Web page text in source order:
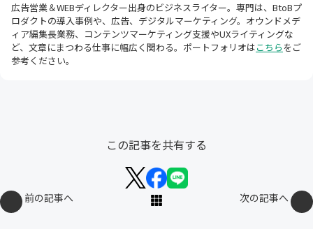
広告営業＆WEBディレクター出身のビジネスライター。専門は、BtoBプ
ロダクトの導入事例や、広告、デジタルマーケティング。オウンドメデ
ィア編集長業務、コンテンツマーケティング支援やUXライティングな
ど、文章にまつわる仕事に幅広く関わる。ポートフォリオはこちら をご
参考ください。
この記事を共有する
前の記事へ 次の記事へ